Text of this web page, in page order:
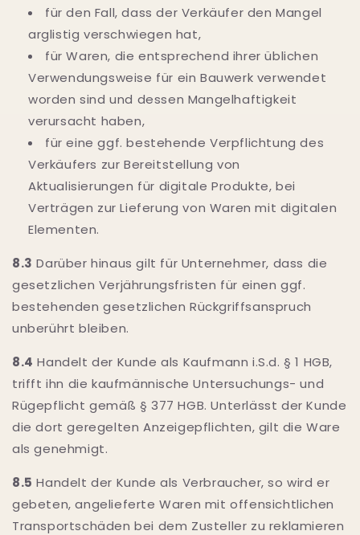
für den Fall, dass der Verkäufer den Mangel
arglistig verschwiegen hat,
für Waren, die entsprechend ihrer üblichen
Verwendungsweise für ein Bauwerk verwendet
worden sind und dessen Mangelhaftigkeit
verursacht haben,
für eine ggf. bestehende Verpflichtung des
Verkäufers zur Bereitstellung von
Aktualisierungen für digitale Produkte, bei
Verträgen zur Lieferung von Waren mit digitalen
Elementen.
8.3 Darüber hinaus gilt für Unternehmer, dass die
gesetzlichen Verjährungsfristen für einen ggf.
bestehenden gesetzlichen Rückgriffsanspruch
unberührt bleiben.
8.4 Handelt der Kunde als Kaufmann i.S.d. § 1 HGB,
trifft ihn die kaufmännische Untersuchungs- und
Rügepflicht gemäß § 377 HGB. Unterlässt der Kunde
die dort geregelten Anzeigepflichten, gilt die Ware
als genehmigt.
8.5 Handelt der Kunde als Verbraucher, so wird er
gebeten, angelieferte Waren mit offensichtlichen
Transportschäden bei dem Zusteller zu reklamieren